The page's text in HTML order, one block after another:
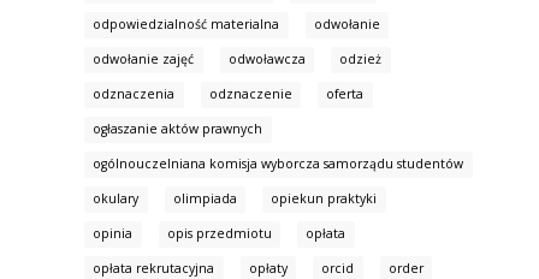
odpowiedzialność materialna odwołanie
odwołanie zajęć odwoławcza odzież
odznaczenia odznaczenie oferta
ogłaszanie aktów prawnych
ogólnouczelniana komisja wyborcza samorządu studentów
okulary olimpiada opiekun praktyki
opinia opis przedmiotu opłata
opłata rekrutacyjna opłaty orcid order